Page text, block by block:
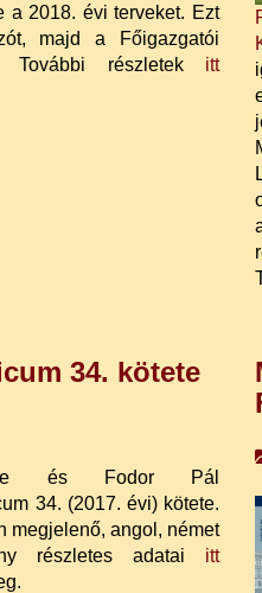
a 2018. évi terveket. Ezt
majd a Főigazgatói
További részletek itt
34. kötete
és Fodor Pál
34. (2017. évi) kötete.
megjelenő, angol, német
részletes adatai itt